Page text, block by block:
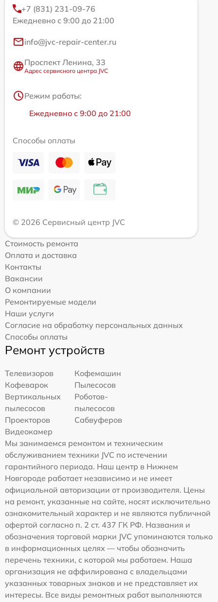
+7 (831) 231-09-76
Ежедневно с 9:00 до 21:00
info@jvc-repair-center.ru
Проспект Ленина, 33
Адрес сервисного центра JVC
Режим работы:
Ежедневно с 9:00 до 21:00
Способы оплаты
© 2026 Сервисный центр JVC
Стоимость ремонта
Оплата и доставка
Контакты
Вакансии
О компании
Ремонтируемые модели
Наши услуги
Согласие на обработку персональных данных
Способы оплаты
Ремонт устройств
Телевизоров
Кофемашин
Кофеварок
Пылесосов
Вертикальных
пылесосов
Роботов-
пылесосов
Проекторов
Сабвуферов
Видеокамер
Мы занимаемся ремонтом и техническим
обслуживанием техники JVC по истечении
гарантийного периода. Наш центр в Нижнем
Новгороде работает независимо и не имеет
официальной авторизации от производителя. Цены
на ремонт, указанные на сайте, носят исключительно
ознакомительный характер и не являются публичной
офертой согласно п. 2 ст. 437 ГК РФ. Названия и
обозначения торговой марки JVC упоминаются только
в информационных целях — чтобы обозначить
перечень техники, с которой мы работаем. Наша
организация не аффилирована с владельцами
указанных товарных знаков и не представляет их
интересы. Все виды ремонтных работ выполняются